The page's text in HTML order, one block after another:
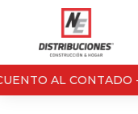
AL CONTADO -